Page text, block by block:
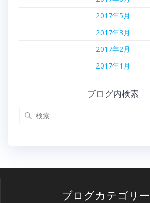
2017年5月
2017年3月
2017年2月
2017年1月
ブログ内検索
ブログカテゴリー